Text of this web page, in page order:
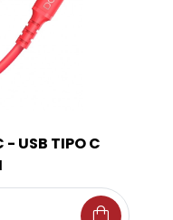
- USB TIPO C